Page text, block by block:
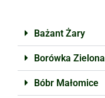
Bażant Żary
Borówka
Bóbr Małomice